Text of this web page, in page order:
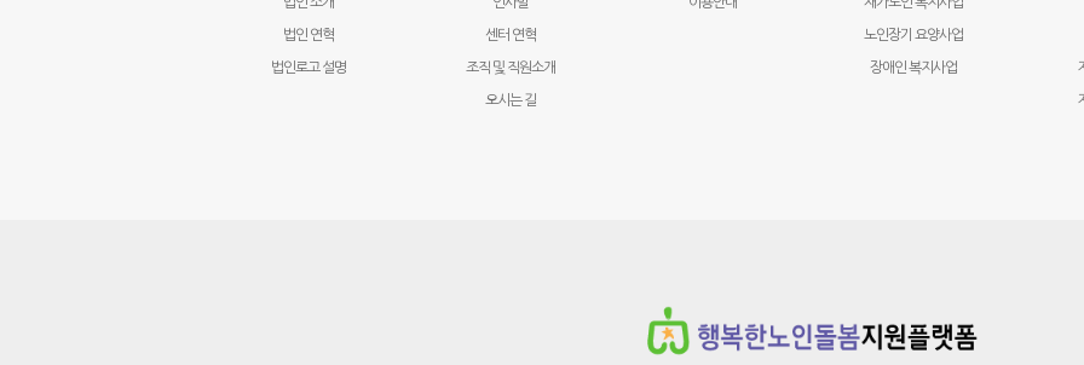
법인 연혁
법인로고 설명
센터 연혁
조직 및 직원소개
오시는 길
노인장기 요양사업
장애인 복지사업